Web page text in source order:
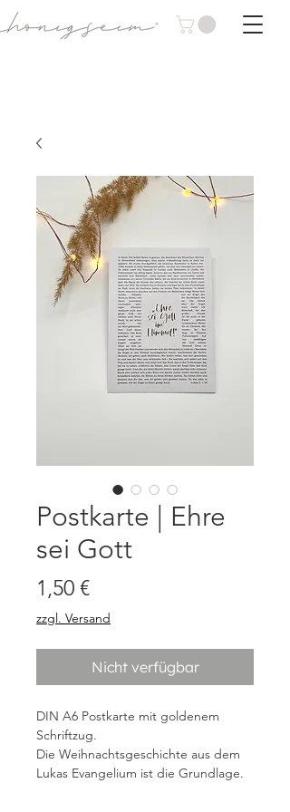
Postkarte | Ehre
sei Gott
1,50 €Preis
zzgl. Versand
Nicht verfügbar
DIN A6 Postkarte mit goldenem
Schriftzug.
Die Weihnachtsgeschichte aus dem
Lukas Evangelium ist die Grundlage.